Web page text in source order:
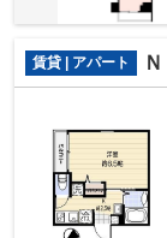
賃貸 | アパート